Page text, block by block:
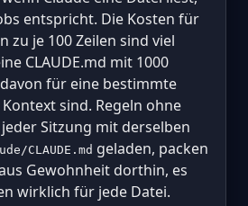
entspricht. Die Kosten für
zu je 100 Zeilen sind viel
CLAUDE.md mit 1000
für eine bestimmte
sind. Regeln ohne
Sitzung mit derselben
CLAUDE.md geladen, packen
Gewohnheit dorthin, es
wirklich für jede Datei.